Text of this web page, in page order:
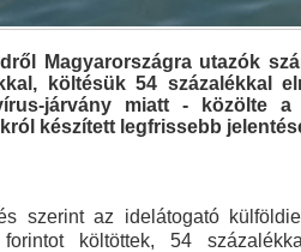
Magyarországra utazók
költésük 54 százalékkal
járvány miatt - közölte
készített legfrissebb
szerint az idelátogató
forintot költöttek, 54